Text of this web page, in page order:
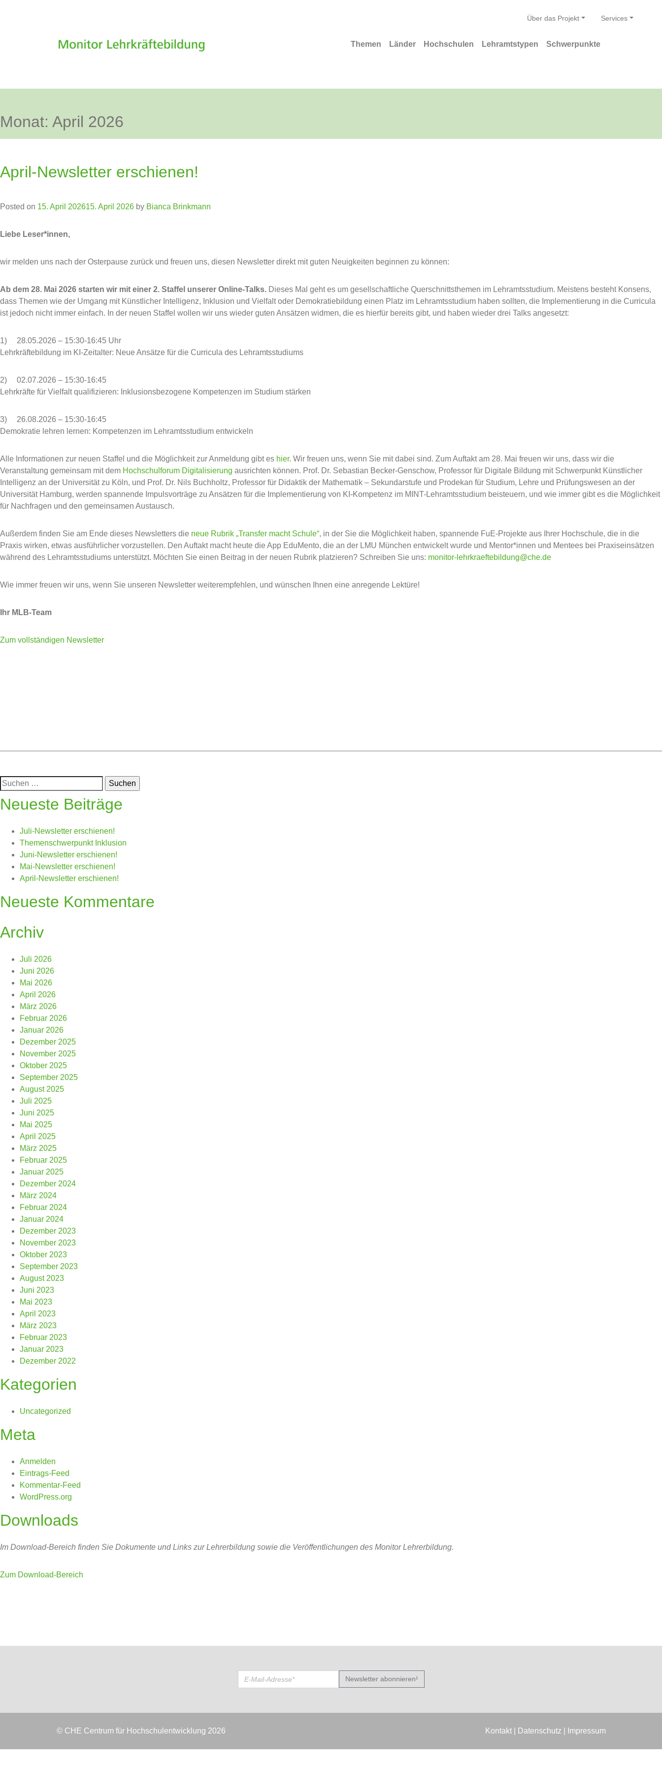
Themen Länder Hochschulen Lehramtstypen Schwerpunkte
Über das Projekt Services
Monat: April 2026
April-Newsletter erschienen!
Posted on 15. April 202615. April 2026 by Bianca Brinkmann
Liebe Leser*innen,
wir melden uns nach der Osterpause zurück und freuen uns, diesen Newsletter direkt mit guten Neuigkeiten beginnen zu können:
Ab dem 28. Mai 2026 starten wir mit einer 2. Staffel unserer Online-Talks. Dieses Mal geht es um gesellschaftliche Querschnittsthemen im Lehramtsstudium. Meistens besteht Konsens,
dass Themen wie der Umgang mit Künstlicher Intelligenz, Inklusion und Vielfalt oder Demokratiebildung einen Platz im Lehramtsstudium haben sollten, die Implementierung in die Curricula
ist jedoch nicht immer einfach. In der neuen Staffel wollen wir uns wieder guten Ansätzen widmen, die es hierfür bereits gibt, und haben wieder drei Talks angesetzt:
1) 28.05.2026 – 15:30-16:45 Uhr
Lehrkräftebildung im KI-Zeitalter: Neue Ansätze für die Curricula des Lehramtsstudiums
2) 02.07.2026 – 15:30-16:45
Lehrkräfte für Vielfalt qualifizieren: Inklusionsbezogene Kompetenzen im Studium stärken
3) 26.08.2026 – 15:30-16:45
Demokratie lehren lernen: Kompetenzen im Lehramtsstudium entwickeln
Alle Informationen zur neuen Staffel und die Möglichkeit zur Anmeldung gibt es hier. Wir freuen uns, wenn Sie mit dabei sind. Zum Auftakt am 28. Mai freuen wir uns, dass wir die
Veranstaltung gemeinsam mit dem Hochschulforum Digitalisierung ausrichten können. Prof. Dr. Sebastian Becker-Genschow, Professor für Digitale Bildung mit Schwerpunkt Künstlicher
Intelligenz an der Universität zu Köln, und Prof. Dr. Nils Buchholtz, Professor für Didaktik der Mathematik – Sekundarstufe und Prodekan für Studium, Lehre und Prüfungswesen an der
Universität Hamburg, werden spannende Impulsvorträge zu Ansätzen für die Implementierung von KI-Kompetenz im MINT-Lehramtsstudium beisteuern, und wie immer gibt es die Möglichkeit
für Nachfragen und den gemeinsamen Austausch.
Außerdem finden Sie am Ende dieses Newsletters die neue Rubrik „Transfer macht Schule“, in der Sie die Möglichkeit haben, spannende FuE-Projekte aus Ihrer Hochschule, die in die
Praxis wirken, etwas ausführlicher vorzustellen. Den Auftakt macht heute die App EduMento, die an der LMU München entwickelt wurde und Mentor*innen und Mentees bei Praxiseinsätzen
während des Lehramtsstudiums unterstützt. Möchten Sie einen Beitrag in der neuen Rubrik platzieren? Schreiben Sie uns: monitor-lehrkraeftebildung@che.de
Wie immer freuen wir uns, wenn Sie unseren Newsletter weiterempfehlen, und wünschen Ihnen eine anregende Lektüre!
Ihr MLB-Team
Zum vollständigen Newsletter
Suchen
nach:
Neueste Beiträge
Juli-Newsletter erschienen!
Themenschwerpunkt Inklusion
Juni-Newsletter erschienen!
Mai-Newsletter erschienen!
April-Newsletter erschienen!
Neueste Kommentare
Archiv
Juli 2026
Juni 2026
Mai 2026
April 2026
März 2026
Februar 2026
Januar 2026
Dezember 2025
November 2025
Oktober 2025
September 2025
August 2025
Juli 2025
Juni 2025
Mai 2025
April 2025
März 2025
Februar 2025
Januar 2025
Dezember 2024
März 2024
Februar 2024
Januar 2024
Dezember 2023
November 2023
Oktober 2023
September 2023
August 2023
Juni 2023
Mai 2023
April 2023
März 2023
Februar 2023
Januar 2023
Dezember 2022
Kategorien
Uncategorized
Meta
Anmelden
Eintrags-Feed
Kommentar-Feed
WordPress.org
Downloads
Im Download-Bereich finden Sie Dokumente und Links zur Lehrerbildung sowie die Veröffentlichungen des Monitor Lehrerbildung.
Zum Download-Bereich
Newsletter abonnieren¹
© CHE Centrum für Hochschulentwicklung 2026 Kontakt| Datenschutz Impressum